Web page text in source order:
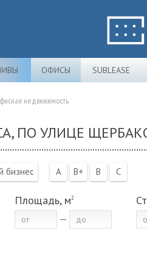
ОФИСЫ SUBLEASE
недвижимость
ПО УЛИЦЕ
бизнес A B+ B C
Площадь, м2